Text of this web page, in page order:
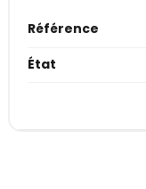
Référence
État